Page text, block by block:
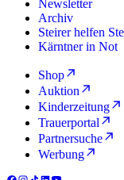
Newsletter
Archiv
Steirer helfen
Kärntner in Not
Shop
Auktion
Kinderzeitung
Trauerportal
Partnersuche
Werbung